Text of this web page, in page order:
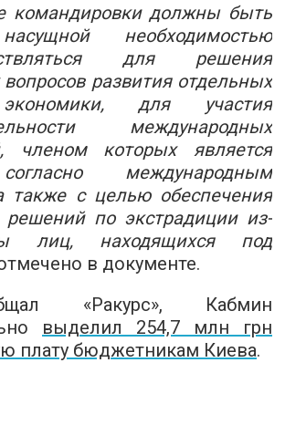
командировки должны быть
необходимостью
для решения
развития отдельных
для участия
международных
членом которых является
международным
также с целью обеспечения
по экстрадиции из-
лиц, находящихся под
в документе.
«Ракурс», Кабмин
выделил 254,7 млн грн
плату бюджетникам Киева.